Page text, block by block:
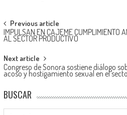
Post
navigation
Previous article
IMPULSAN EN CAJEME CUMPLIMIENTO
AL SECTOR PRODUCTIVO
Next article
Congreso de Sonora sostiene diálogo
acoso y hostigamiento sexual en el
BUSCAR